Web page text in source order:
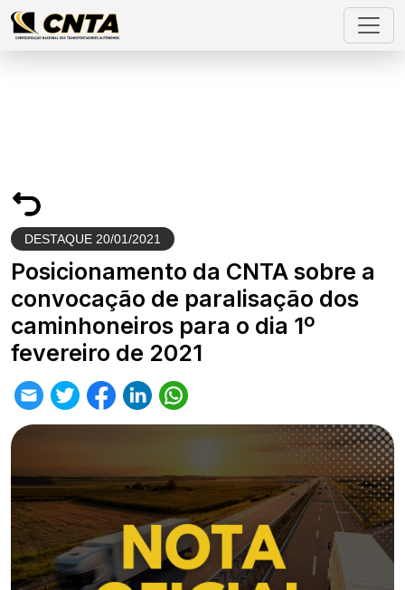
DESTAQUE 20/01/2021
Posicionamento da CNTA sobre a
convocação de paralisação dos
caminhoneiros para o dia 1º
fevereiro de 2021